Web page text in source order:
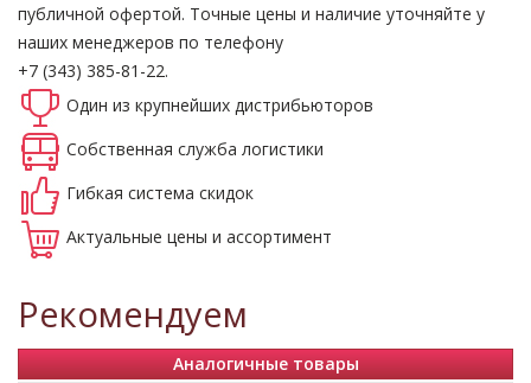
публичной офертой. Точные цены и наличие уточняйте у
наших менеджеров по телефону
+7 (343) 385-81-22.
Один из крупнейших дистрибьюторов
Собственная служба логистики
Гибкая система скидок
Актуальные цены и ассортимент
Рекомендуем
Аналогичные товары